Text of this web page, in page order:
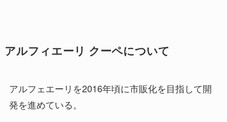
アルフィエーリ クーペについて
アルフェエーリを2016年頃に市販化を目指して開
発を進めている。